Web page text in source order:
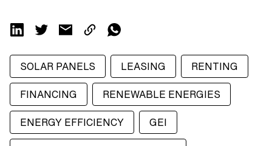
SOLAR PANELS LEASING RENTING
FINANCING RENEWABLE ENERGIES
ENERGY EFFICIENCY GEI